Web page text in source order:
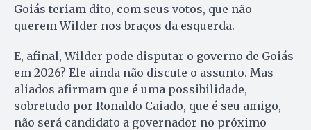
Goiás teriam dito, com seus votos, que não
querem Wilder nos braços da esquerda.
E, afinal, Wilder pode disputar o governo de Goiás
em 2026? Ele ainda não discute o assunto. Mas
aliados afirmam que é uma possibilidade,
sobretudo por Ronaldo Caiado, que é seu amigo,
não será candidato a governador no próximo